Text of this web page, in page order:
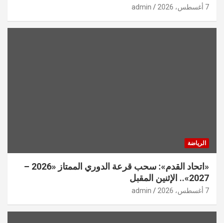
7 أغسطس، 2026 admin
الرياضة
«اتحاد القدم»: سحب قرعة الدوري الممتاز «2026 –
2027».. الإثنين المقبل
7 أغسطس، 2026 admin